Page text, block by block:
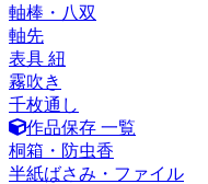
軸棒・八双
軸先
表具 紐
霧吹き
千枚通し
作品保存 一覧
桐箱・防虫香
半紙ばさみ・ファイル